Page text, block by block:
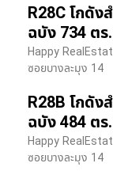
R28C โกดัง
ฉบัง 734 ตร
Happy
ซอยบางละมุง 14
R28B โกดัง
ฉบัง 484 ตร
Happy
ซอยบางละมุง 14